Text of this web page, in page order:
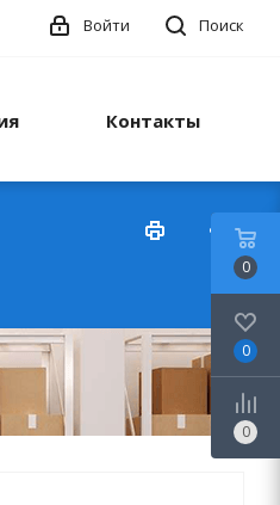
Поиск
Войти
Контакты
0
0
0